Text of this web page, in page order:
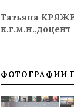
Татьяна
ФОТОГРАФИИ